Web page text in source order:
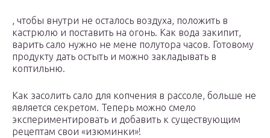
, чтобы внутри не осталось воздуха, положить в
кастрюлю и поставить на огонь. Как вода закипит,
варить сало нужно не мене полутора часов. Готовому
продукту дать остыть и можно закладывать в
коптильню.
Как засолить сало для копчения в рассоле, больше не
является секретом. Теперь можно смело
экспериментировать и добавить к существующим
рецептам свои «изюминки»!